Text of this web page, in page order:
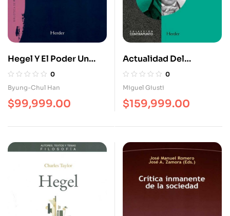
Hegel Y El Poder Un
Ensayo Sobre La
Amabilidad
0
Byung-Chul Han
$99,999.00
Actualidad Del
Pensamiento De Hegel
0
Miguel Giusti
$159,999.00